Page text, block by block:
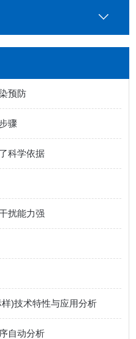
预防
骤
科学依据
扰能力强
)技术特性与应用分析
自动分析